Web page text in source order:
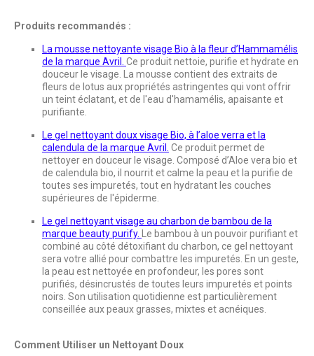
Produits recommandés :
La mousse nettoyante visage Bio à la fleur d’Hammamélis
de la marque Avril. Ce produit nettoie, purifie et hydrate en
douceur le visage. La mousse contient des extraits de
fleurs de lotus aux propriétés astringentes qui vont offrir
un teint éclatant, et de l'eau d'hamamélis, apaisante et
purifiante.
Le gel nettoyant doux visage Bio, à l’aloe verra et la
calendula de la marque Avril. Ce produit permet de
nettoyer en douceur le visage. Composé d’Aloe vera bio et
de calendula bio, il nourrit et calme la peau et la purifie de
toutes ses impuretés, tout en hydratant les couches
supérieures de l'épiderme.
Le gel nettoyant visage au charbon de bambou de la
marque beauty purify. Le bambou à un pouvoir purifiant et
combiné au côté détoxifiant du charbon, ce gel nettoyant
sera votre allié pour combattre les impuretés. En un geste,
la peau est nettoyée en profondeur, les pores sont
purifiés, désincrustés de toutes leurs impuretés et points
noirs. Son utilisation quotidienne est particulièrement
conseillée aux peaux grasses, mixtes et acnéiques.
Comment Utiliser un Nettoyant Doux